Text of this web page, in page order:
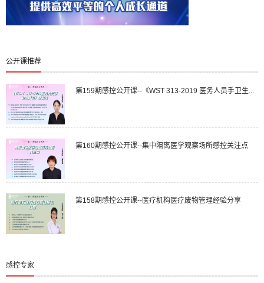
公开课推荐
第159期感控公开课--《WST 313-2019 医务人员手卫生...
第160期感控公开课--集中隔离医学观察场所感控关注点
第158期感控公开课--医疗机构医疗废物管理经验分享
感控专家